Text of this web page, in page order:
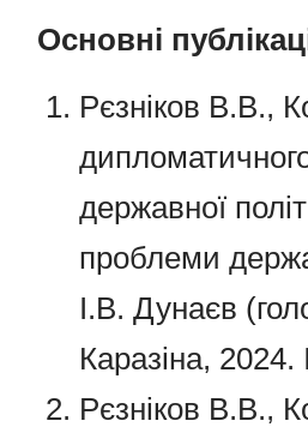
Основні
Рєзніков В.В.,
державної
проблеми
І.В. Дунаєв
Каразіна,
Рєзніков В.В.,